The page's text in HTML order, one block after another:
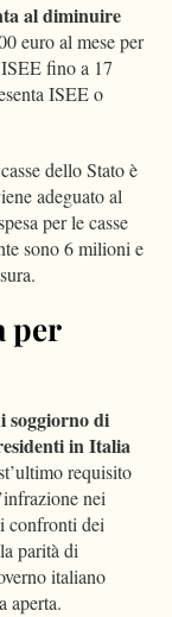
al diminuire
euro al mese per
fino a 17
ISEE o
dello Stato è
adeguato al
per le casse
sono 6 milioni e
per
soggiorno di
in Italia
requisito
nei
confronti dei
parità di
italiano
aperta.